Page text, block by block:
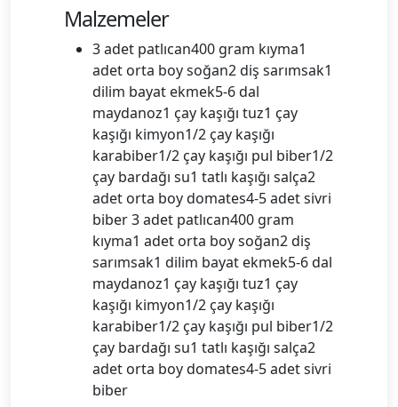
Malzemeler
3 adet patlıcan400 gram kıyma1
adet orta boy soğan2 diş sarımsak1
dilim bayat ekmek5-6 dal
maydanoz1 çay kaşığı tuz1 çay
kaşığı kimyon1/2 çay kaşığı
karabiber1/2 çay kaşığı pul biber1/2
çay bardağı su1 tatlı kaşığı salça2
adet orta boy domates4-5 adet sivri
biber 3 adet patlıcan400 gram
kıyma1 adet orta boy soğan2 diş
sarımsak1 dilim bayat ekmek5-6 dal
maydanoz1 çay kaşığı tuz1 çay
kaşığı kimyon1/2 çay kaşığı
karabiber1/2 çay kaşığı pul biber1/2
çay bardağı su1 tatlı kaşığı salça2
adet orta boy domates4-5 adet sivri
biber